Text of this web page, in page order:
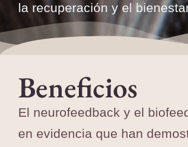
la recuperación y el
Beneficios
El neurofeedback y el
en evidencia que han